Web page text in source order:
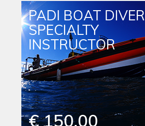
PADI BOAT DIVER
SPECIALTY
INSTRUCTOR
€ 150.00